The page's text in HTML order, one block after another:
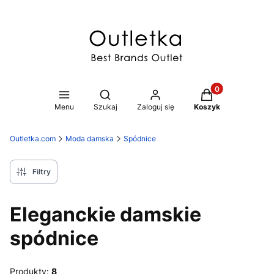
Menu
Otwórz wyszukiwarkę
Szukaj Zaloguj się
Produkty w
Koszyk
Outletka.com Moda damska Spódnice
Filtry
Eleganckie damskie
spódnice
Produkty: 8